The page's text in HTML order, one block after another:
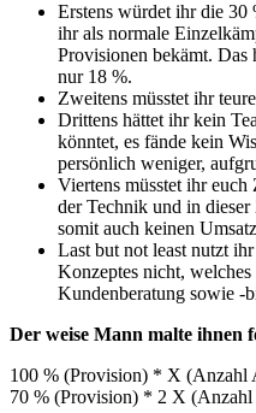
Erstens würdet ihr die
ihr als normale
Provisionen bekämt. Das
nur 18 %.
Zweitens müsstet ihr
Drittens hättet ihr kein
könntet, es fände kein
persönlich weniger,
Viertens müsstet ihr
der Technik und in
somit auch keinen
Last but not least nutzt
Konzeptes nicht,
Kundenberatung sowie -
Der weise Mann malte ihnen
100 % (Provision) * X (Anzahl
70 % (Provision) * 2 X (Anzahl